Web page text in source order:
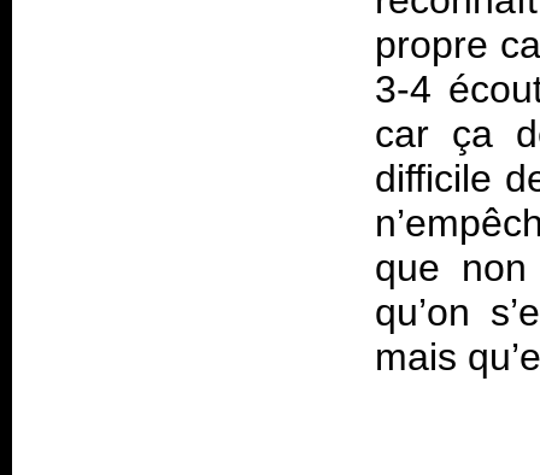
propre
3-4
car ça
difficile
que non
qu’on